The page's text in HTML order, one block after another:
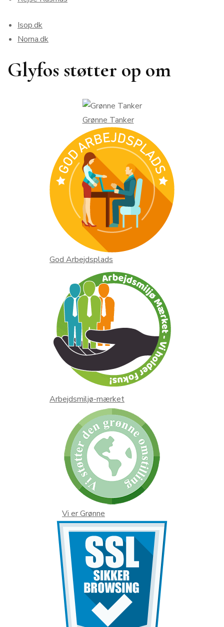
Isop.dk
Norna.dk
Glyfos støtter op om
Grønne Tanker
God Arbejdsplads
Arbejdsmiljø-mærket
Vi er Grønne